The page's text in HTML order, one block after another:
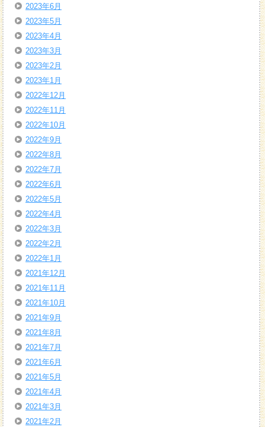
2023年6月
2023年5月
2023年4月
2023年3月
2023年2月
2023年1月
2022年12月
2022年11月
2022年10月
2022年9月
2022年8月
2022年7月
2022年6月
2022年5月
2022年4月
2022年3月
2022年2月
2022年1月
2021年12月
2021年11月
2021年10月
2021年9月
2021年8月
2021年7月
2021年6月
2021年5月
2021年4月
2021年3月
2021年2月